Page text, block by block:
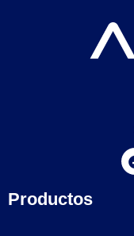
Productos